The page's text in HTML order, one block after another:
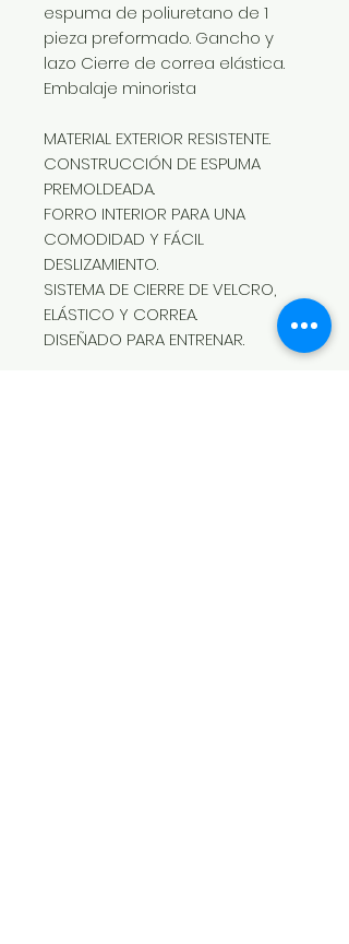
espuma de poliuretano de 1
pieza preformado. Gancho y
lazo Cierre de correa elástica.
Embalaje minorista
MATERIAL EXTERIOR RESISTENTE.
CONSTRUCCIÓN DE ESPUMA
PREMOLDEADA.
FORRO INTERIOR PARA UNA
COMODIDAD Y FÁCIL
DESLIZAMIENTO.
SISTEMA DE CIERRE DE VELCRO,
ELÁSTICO Y CORREA.
DISEÑADO PARA ENTRENAR.